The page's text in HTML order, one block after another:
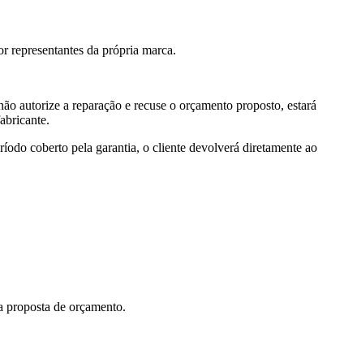
representantes da própria marca.
autorize a reparação e recuse o orçamento proposto, estará
coberto pela garantia, o cliente devolverá diretamente ao
proposta de orçamento.